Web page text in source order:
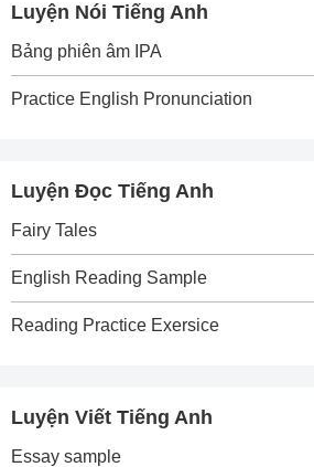
Luyện Nói Tiếng Anh
Bảng phiên âm IPA
Practice English Pronunciation
Luyện Đọc Tiếng Anh
Fairy Tales
English Reading Sample
Reading Practice Exersice
Luyện Viết Tiếng Anh
Essay sample